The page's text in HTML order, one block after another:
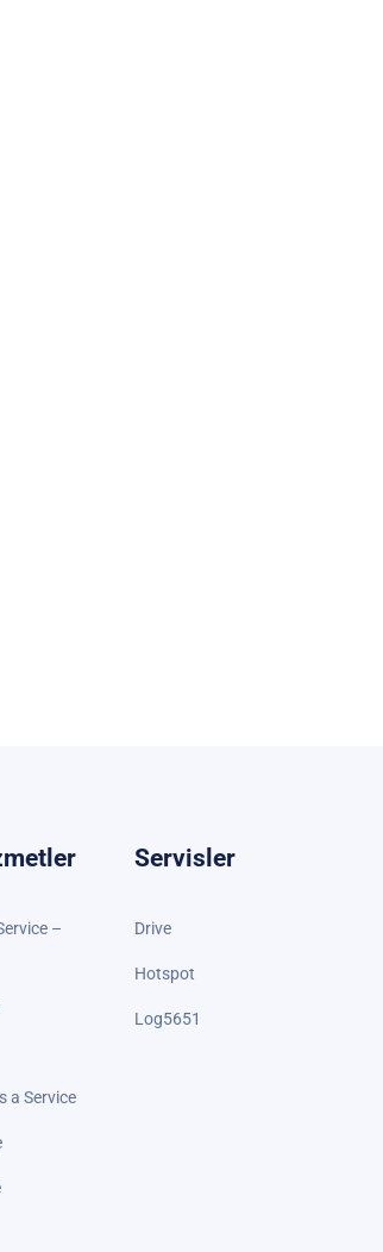
–
a Service
Servisler
Drive
Hotspot
Log5651